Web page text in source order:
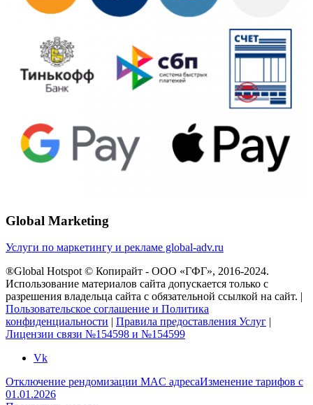
Global Marketing
Услуги по маркетингу и рекламе global-adv.ru
®Global Hotspot © Копирайт - ООО «ГФГ», 2016-2024.
Использование материалов сайта допускается только с
разрешения владельца сайта с обязательной ссылкой на сайт. |
Пользовательское соглашение и Политика
конфиденциальности | Правила предоставления Услуг |
Лицензии связи №154598 и №154599
Vk
Отключение рендомизации MAC адресаИзменение тарифов с
01.01.2026